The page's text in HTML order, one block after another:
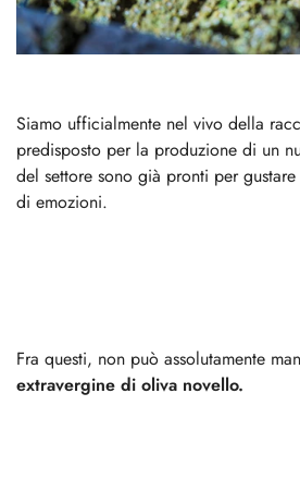
Siamo ufficialmente nel vivo della
predisposto per la produzione di un
del settore sono già pronti per
di emozioni.
Fra questi, non può assolutamente
extravergine di oliva novello.